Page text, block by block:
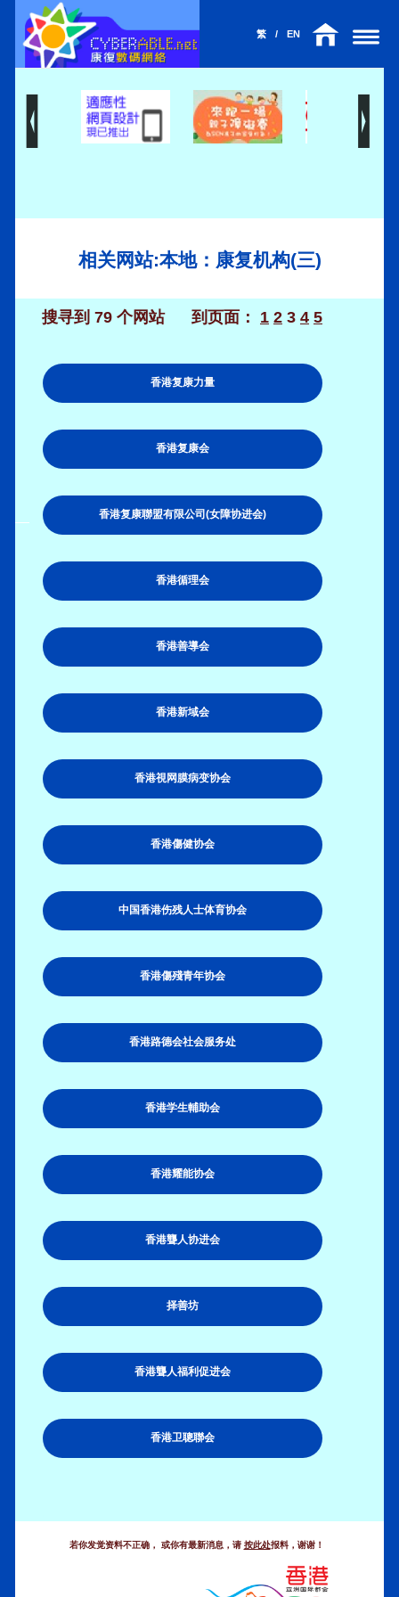
繁 / EN
相关网站:本地：康复机构(三)
搜寻到 79 个网站 到页面： 1 2 3 4 5
香港复康力量
香港复康会
香港复康聯盟有限公司(女障协进会)
香港循理会
香港善導会
香港新域会
香港視网膜病变协会
香港傷健协会
中国香港伤残人士体育协会
香港傷殘青年协会
香港路德会社会服务处
香港学生輔助会
香港耀能协会
香港聾人协进会
择善坊
香港聾人福利促进会
香港卫聰聯会
若你发觉资料不正确， 或你有最新消息，请 按此处报料，谢谢！